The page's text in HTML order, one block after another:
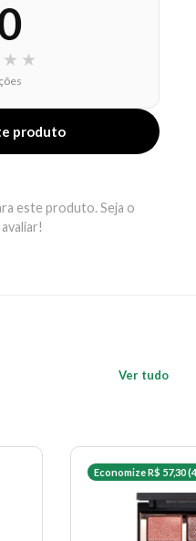
uma nova
revelação de cor.
e com ótima
perfeitas desde a
podem ser
MODO DE USO
as pontas dos dedos
- 4666
★ ★
produto
este produto. Seja o
Ver tudo
Economize R$ 57,30